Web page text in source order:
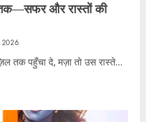
और रास्तों की
2026
तक पहुँचा दे, मज़ा तो उस रास्ते...